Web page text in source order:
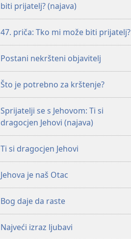
biti prijatelj? (najava)
47. priča: Tko mi može biti prijatelj?
Postani nekršteni objavitelj
Što je potrebno za krštenje?
Sprijatelji se s Jehovom: Ti si
dragocjen Jehovi (najava)
Ti si dragocjen Jehovi
Jehova je naš Otac
Bog daje da raste
Najveći izraz ljubavi